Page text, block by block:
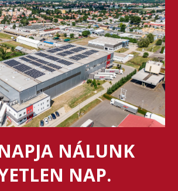
NÁLUNK
NAP.